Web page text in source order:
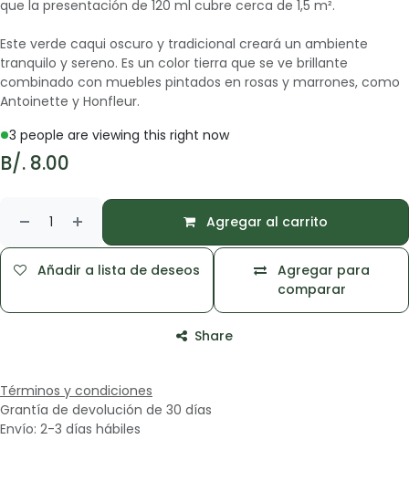
que la presentación de 120 ml cubre cerca de 1,5 m².
Este verde caqui oscuro y tradicional creará un ambiente
tranquilo y sereno. Es un color tierra que se ve brillante
combinado con muebles pintados en rosas y marrones, como
Antoinette y Honfleur.
3 people are viewing this right now
B/. 8.00
Agregar al carrito
Agregar para
comparar
Añadir a lista de deseos
Share
Términos y condiciones
Grantía de devolución de 30 días
Envío: 2-3 días hábiles